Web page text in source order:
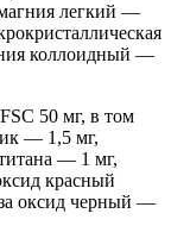
легкий —
коллоидный —
50 мг, в том
— 1,5 мг,
— 1 мг,
красный
оксид черный —